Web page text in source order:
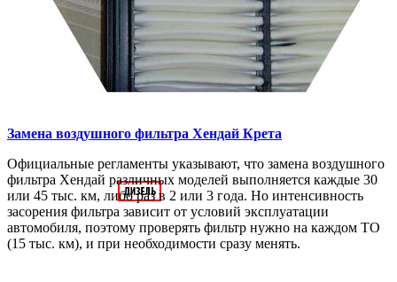
Замена воздушного фильтра Хендай Крета
Официальные регламенты указывают, что замена воздушного
фильтра Хендай различных моделей выполняется каждые 30
или 45 тыс. км, либо раз в 2 или 3 года. Но интенсивность
засорения фильтра зависит от условий эксплуатации
автомобиля, поэтому проверять фильтр нужно на каждом ТО
(15 тыс. км), и при необходимости сразу менять.